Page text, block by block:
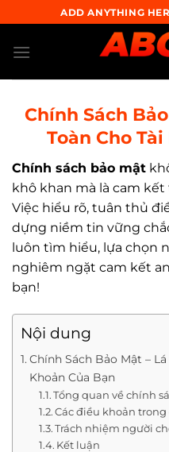
to
content
ADD ANYTHING
Chính Sách
Toàn Cho
Chính sách bảo mật
khô khan mà là cam
Việc hiểu rõ, tuân thủ
dựng niềm tin vững
luôn tìm hiểu, lựa chọn
nghiêm ngặt cam kết
bạn!
Nội dung
Chính Sách Bảo Mật –
Khoản Của Bạn
Tổng quan về chính
Các điều khoản
Trách nhiệm người
Kết luận